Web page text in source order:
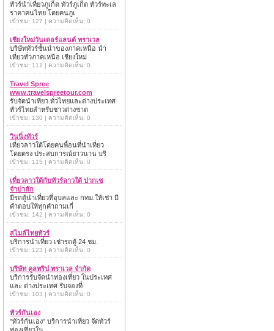
ทัวร์นำเที่ยวภูเก็ต ทัวร์ภูเก็ต ทัวร์ทะเล
ราคาคนไทย โดยคนภูเ
เข้าชม: 127 | ความคิดเห็น: 0
เชียงใหม่วันเดอร์แลนด์ ทราเวล
บริษัททัวร์ชั้นนำของภาคเหนือ นำ
เที่ยวทั่วภาคเหนือ เชียงใหม่
เข้าชม: 111 | ความคิดเห็น: 0
Travel Spree
www.travelspreetour.com
รับจัดนำเที่ยว ทั่วไทยและต่างประเทศ
ทัวร์ไทยสำหรับชาวต่างชาต
เข้าชม: 130 | ความคิดเห็น: 0
วินนิ่งทัวร์
เที่ยวลาวใต้โดยคนพื้อนที่นำเที่ยว
โดยตรง ประสบการณ์ยาวนาน บริ
เข้าชม: 115 | ความคิดเห็น: 0
เที่ยวลาวใต้กับทัวร์ลาวใต้ ปากเซ
จำปาสัก
มีรถตู้นำเที่ยวที่อุบลและ กทม.ให้เช่า มี
คำตอบให้ทุกคำถามเกี่
เข้าชม: 142 | ความคิดเห็น: 0
สไมล์ไทยทัวร์
บริการนำเที่ยว เช่ารถตู้ 24 ชม.
เข้าชม: 123 | ความคิดเห็น: 0
บริษัท คูลทริป ทราเวล จำกัด
บริการรับจัดนำท่องเที่ยว ในประเทศ
และ ต่างประเทศ รับจองที่
เข้าชม: 103 | ความคิดเห็น: 0
ทัวร์กันเอง
"ทัวร์กันเอง" บริการนำเที่ยว จัดทัวร์